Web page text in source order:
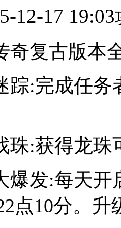
12-17 19:03
奇复古版本
:完成任务
:获得龙珠
发:每天开
点10分。